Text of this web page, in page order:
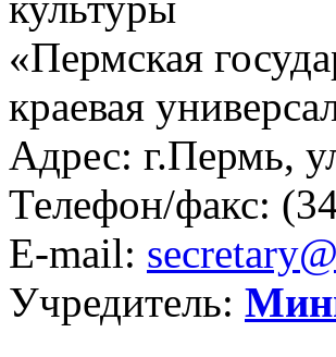
«Пермская
краевая
Адрес: г.Пермь,
Телефон/факс:
E-mail:
Учредитель: